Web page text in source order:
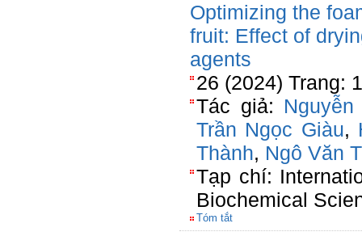
Optimizing the
fruit: Effect of
agents
26 (2024) Trang:
Tác giả:
Trần Ngọc Giàu,
Thành, Ngô Văn
Tạp chí:
Biochemical
Tóm tắt